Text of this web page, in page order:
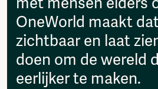
OneWorld maakt
zichtbaar en laat
doen om de wereld
eerlijker te maken.